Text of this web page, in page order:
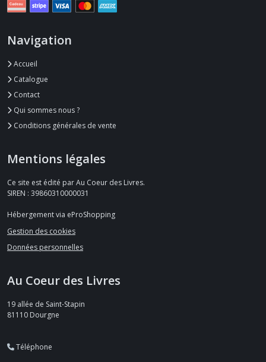
Navigation
Accueil
Catalogue
Contact
Qui sommes nous ?
Conditions générales de vente
Mentions légales
Ce site est édité par Au Coeur des Livres.
SIREN : 39860310000031
Hébergement via eProShopping
Gestion des cookies
Données personnelles
Au Coeur des Livres
19 allée de Saint-Stapin
81110 Dourgne
Téléphone